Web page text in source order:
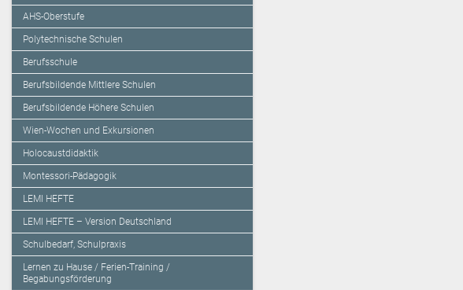
AHS-Oberstufe
Polytechnische Schulen
Berufsschule
Berufsbildende Mittlere Schulen
Berufsbildende Höhere Schulen
Wien-Wochen und Exkursionen
Holocaustdidaktik
Montessori-Pädagogik
LEMI HEFTE
LEMI HEFTE – Version Deutschland
Schulbedarf, Schulpraxis
Lernen zu Hause / Ferien-Training /
Begabungsförderung